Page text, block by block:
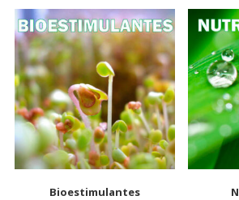
Bioestimulantes